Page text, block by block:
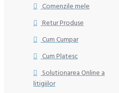
Comenzile mele
Retur Produse
Cum Cumpar
Cum Platesc
Solutionarea Online a
litigiilor